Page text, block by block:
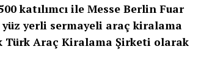
katılımcı ile Messe Berlin Fuar
yerli sermayeli araç kiralama
Türk Araç Kiralama Şirketi olarak